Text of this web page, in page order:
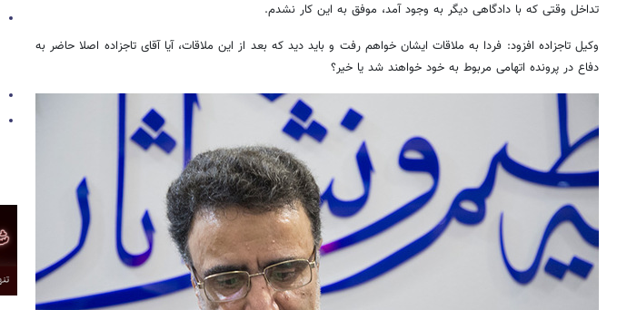
تداخل وقتی که با دادگاهی دیگر به وجود آمد، موفق به این کار نشدم.
وکیل تاجزاده افزود: فردا به ملاقات ایشان خواهم رفت و باید دید که بعد از این ملاقات، آیا آقای تاجزاده اصلا حاضر به
دفاع در پرونده اتهامی مربوط به خود خواهند شد یا خیر؟